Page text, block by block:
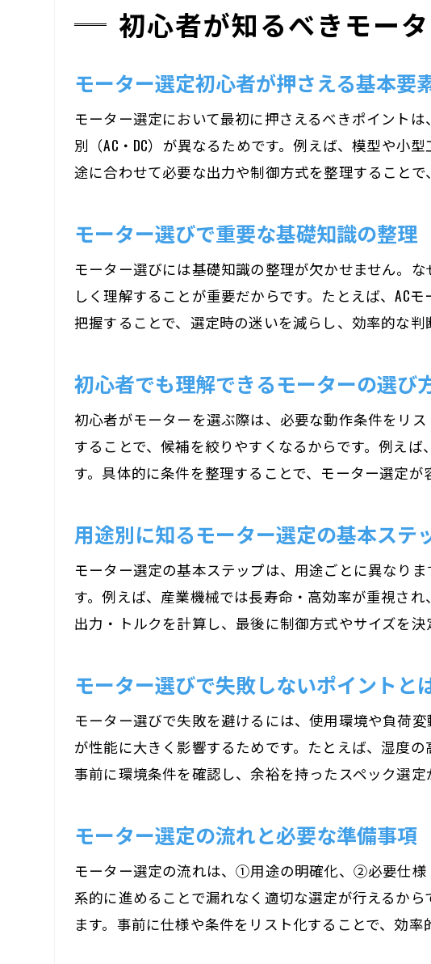
モ
AC
モ
工
初心者が知るべきモー
モーター選定初心者が押さえる基本要
モーター選定において最初に押さえるべきポイント
別（AC・DC）が異なるためです。例えば、模型や小
途に合わせて必要な出力や制御方式を整理することで
モーター選びで重要な基礎知識の整理
モーター選びには基礎知識の整理が欠かせません。
しく理解することが重要だからです。たとえば、AC
把握することで、選定時の迷いを減らし、効率的な判
初心者でも理解できるモーターの選び
初心者がモーターを選ぶ際は、必要な動作条件をリ
することで、候補を絞りやすくなるからです。例え
す。具体的に条件を整理することで、モーター選定が
用途別に知るモーター選定の基本ステ
モーター選定の基本ステップは、用途ごとに異なり
す。例えば、産業機械では長寿命・高効率が重視さ
出力・トルクを計算し、最後に制御方式やサイズを決
モーター選びで失敗しないポイントと
モーター選びで失敗を避けるには、使用環境や負荷
が性能に大きく影響するためです。たとえば、湿度
事前に環境条件を確認し、余裕を持ったスペック選定
モーター選定の流れと必要な準備事項
モーター選定の流れは、①用途の明確化、②必要仕
系的に進めることで漏れなく適切な選定が行えるか
ます。事前に仕様や条件をリスト化することで、効率